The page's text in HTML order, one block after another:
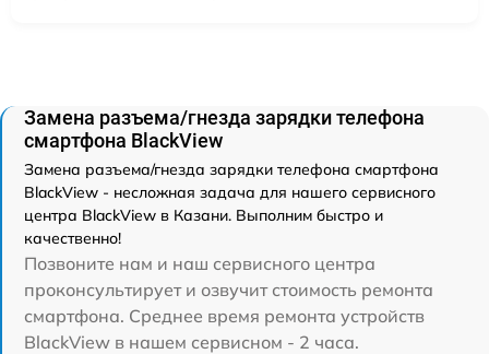
Замена разъема/гнезда зарядки телефона
смартфона BlackView
Замена разъема/гнезда зарядки телефона смартфона
BlackView - несложная задача для нашего сервисного
центра BlackView в Казани. Выполним быстро и
качественно!
Позвоните нам и наш сервисного центра
проконсультирует и озвучит стоимость ремонта
смартфона. Среднее время ремонта устройств
BlackView в нашем сервисном - 2 часа.